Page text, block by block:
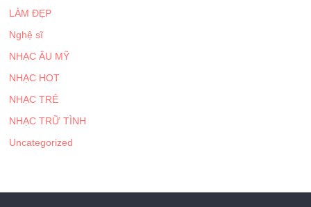
LÀM ĐẸP
Nghệ sĩ
NHẠC ÂU MỸ
NHẠC HOT
NHẠC TRẺ
NHẠC TRỮ TÌNH
Uncategorized